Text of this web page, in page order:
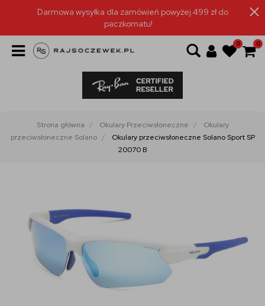
Darmowa wysyłka dla zamówień powyżej 499 zł do
paczkomatu!
0 0
Strona główna Okulary Przeciwsłoneczne
Okulary
przeciwsłoneczne Solano
Okulary przeciwsłoneczne Solano Sport SP
20070 B